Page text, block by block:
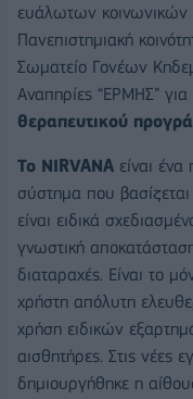
ευάλωτων κοινωνικών
Πανεπιστημιακή
Σωματείο Γονέων
Αναπηρίες “ΕΡΜΗΣ” για
θεραπευτικού
Το NIRVANA είναι ένα
σύστημα που βασίζεται
είναι ειδικά
γνωστική
διαταραχές. Είναι το
χρήστη απόλυτη
χρήση ειδικών
αισθητήρες. Στις νέες
δημιουργήθηκε η